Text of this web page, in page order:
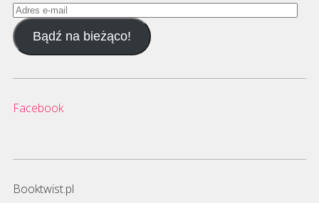
Adres
e-
mailBądź na bieżąco!
Facebook
Booktwist.pl